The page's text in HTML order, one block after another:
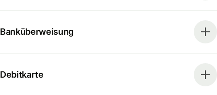
Banküberweisung
Debitkarte